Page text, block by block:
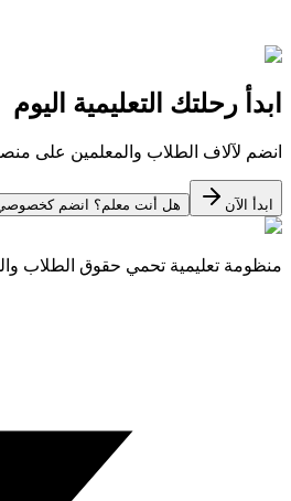
ابدأ رحلتك التعليمية اليوم
انضم لآلاف الطلاب والمعلمين على
ابدأ الآن هل أنت معلم؟ انضم
منظومة تعليمية تحمي حقوق الطلاب